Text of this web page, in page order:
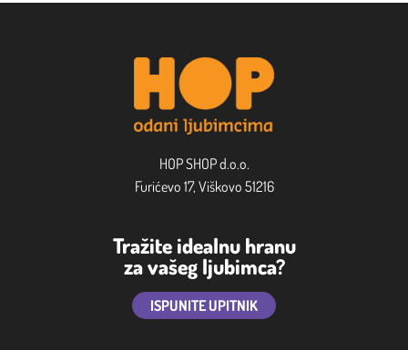
HOP SHOP d.o.o.
Furićevo 17, Viškovo 51216
Tražite idealnu hranu
za vašeg ljubimca?
ISPUNITE UPITNIK